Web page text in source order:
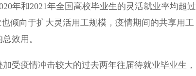
年和2021年全国高校毕业生的灵活就业率均超过
倾向于扩大灵活用工规模，疫情期间的共享用工
效用。
疫情冲击较大的过去两年往届待就业毕业生，